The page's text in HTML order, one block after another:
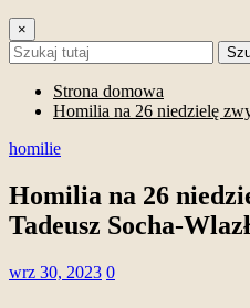
×
Strona domowa
Homilia na 26 niedzielę
homilie
Homilia na 26
Tadeusz Socha-
wrz 30, 2023 0